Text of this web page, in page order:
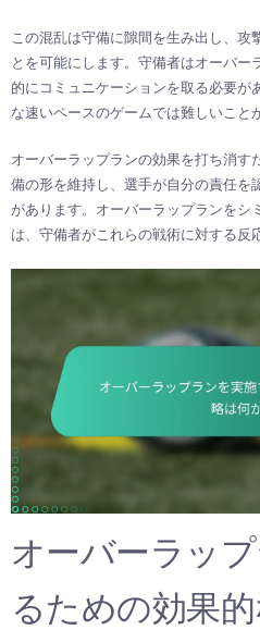
この混乱は守備に隙間を生み出し、攻
とを可能にします。守備者はオーバー
的にコミュニケーションを取る必要が
な速いペースのゲームでは難しいこと
オーバーラップランの効果を打ち消す
備の形を維持し、選手が自分の責任を
があります。オーバーラップランをシ
は、守備者がこれらの戦術に対する反
オーバーラッ
るための効果